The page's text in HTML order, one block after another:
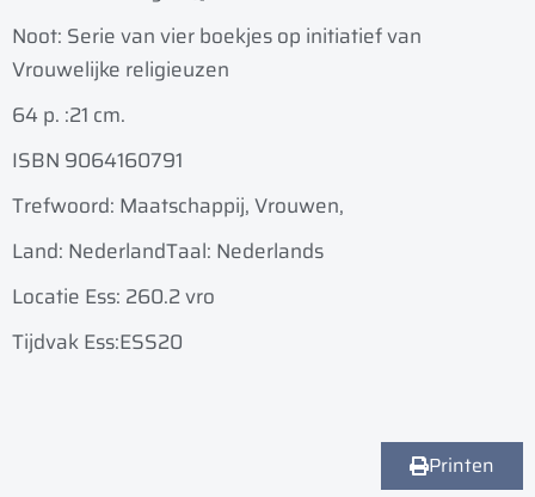
Noot: Serie van vier boekjes op initiatief van
Vrouwelijke religieuzen
64 p. :21 cm.
ISBN 9064160791
Trefwoord: Maatschappij, Vrouwen,
Land: NederlandTaal: Nederlands
Locatie Ess: 260.2 vro
Tijdvak Ess:ESS20
Printen